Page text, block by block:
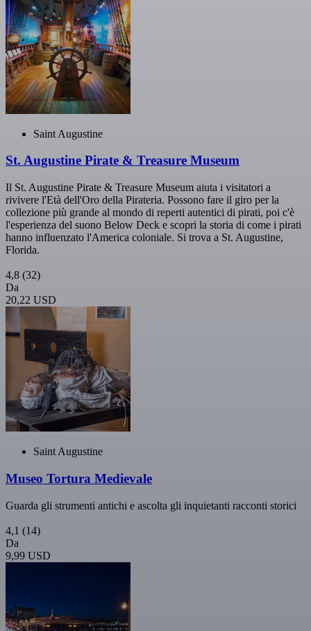
Saint Augustine
St. Augustine Pirate & Treasure Museum
Il St. Augustine Pirate & Treasure Museum aiuta i visitatori a
rivivere l'Età dell'Oro della Pirateria. Possono fare il giro per la
collezione più grande al mondo di reperti autentici di pirati, poi c'è
l'esperienza del suono Below Deck e scopri la storia di come i pirati
hanno influenzato l'America coloniale. Si trova a St. Augustine,
Florida.
4,8 (32)
Da
20,22 USD
Saint Augustine
Museo Tortura Medievale
Guarda gli strumenti antichi e ascolta gli inquietanti racconti storici
4,1 (14)
Da
9,99 USD